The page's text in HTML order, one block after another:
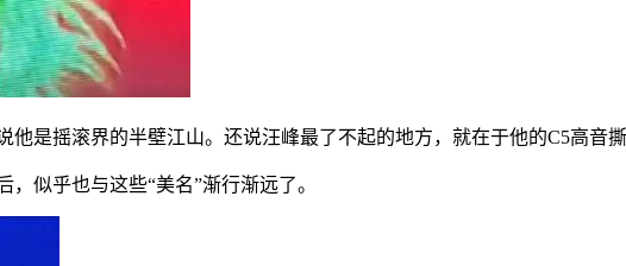
是摇滚界的半壁江山。还说汪峰最了不起的地方，就在于他的C5高音
似乎也与这些“美名”渐行渐远了。